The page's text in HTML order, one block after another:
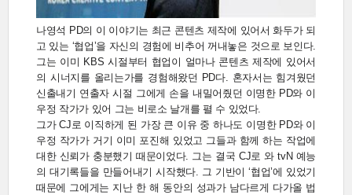
나영석 PD의 이 이야기는 최근 콘텐츠 제작에 있어서 화두가 되
고 있는 ‘협업’을 자신의 경험에 비추어 꺼내놓은 것으로 보인다.
그는 이미 KBS 시절부터 협업이 얼마나 콘텐츠 제작에 있어서
의 시너지를 올리는가를 경험해왔던 PD다. 혼자서는 힘겨웠던
신출내기 연출자 시절 그에게 손을 내밀어줬던 이명한 PD와 이
우정 작가가 있어 그는 비로소 날개를 펼 수 있었다.
그가 CJ로 이직하게 된 가장 큰 이유 중 하나도 이명한 PD와 이
우정 작가가 거기 이미 포진해 있었고 그들과 함께 하는 작업에
대한 신뢰가 충분했기 때문이었다. 그는 결국 CJ로 와 tvN 예능
의 대기록들을 만들어내기 시작했다. 그 기반이 ‘협업’에 있었기
때문에 그에게는 지난 한 해 동안의 성과가 남다르게 다가올 법